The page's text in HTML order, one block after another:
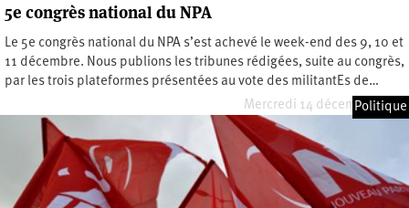
5e congrès national du NPA
Le 5e congrès national du NPA s’est achevé le week-end des 9, 10 et
11 décembre. Nous publions les tribunes rédigées, suite au congrès,
par les trois plateformes présentées au vote des militantEs de…
Mercredi 14 décembre 2022
Politique